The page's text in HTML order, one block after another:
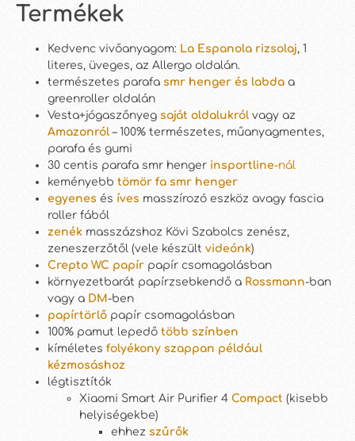
Termékek
Kedvenc vivőanyagom: La Espanola rizsolaj, 1
literes, üveges, az Allergo oldalán.
természetes parafa smr henger és labda a
greenroller oldalán
Vesta+jógaszőnyeg saját oldalukról vagy az
Amazonról – 100% természetes, műanyagmentes,
parafa és gumi
30 centis parafa smr henger insportline-nál
keményebb tömör fa smr henger
egyenes és íves masszírozó eszköz avagy fascia
roller fából
zenék masszázshoz Kövi Szabolcs zenész,
zeneszerzőtől (vele készült videónk)
Crepto WC papír papír csomagolásban
környezetbarát papírzsebkendő a Rossmann-ban
vagy a DM -ben
papírtörlő papír csomagolásban
100% pamut lepedő több színben
kíméletes folyékony szappan például
kézmosáshoz
légtisztítók
Xiaomi Smart Air Purifier 4 Compact (kisebb
helyiségekbe)
ehhez szűrők